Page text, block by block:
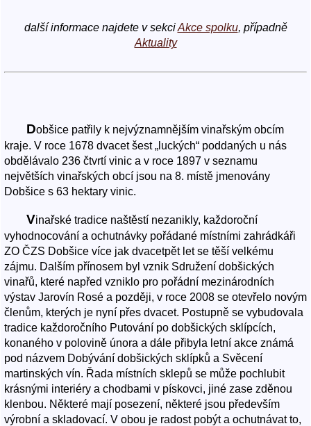
další informace najdete v sekciAkce spolku, případně
Aktuality
Dobšice patřily k nejvýznamnějším vinařským obcím
kraje. V roce 1678 dvacet šest „luckých“ poddaných u nás
obdělávalo 236 čtvrtí vinic a v roce 1897 v seznamu
největších vinařských obcí jsou na 8. místě jmenovány
Dobšice s 63 hektary vinic.
Vinařské tradice naštěstí nezanikly, každoroční
vyhodnocování a ochutnávky pořádané místními zahrádkáři
ZO ČZS Dobšice více jak dvacetpět let se těší velkému
zájmu. Dalším přínosem byl vznik Sdružení dobšických
vinařů, které napřed vzniklo pro pořádní mezinárodních
výstav Jarovín Rosé a později, v roce 2008 se otevřelo novým
členům, kterých je nyní přes dvacet. Postupně se vybudovala
tradice každoročního Putování po dobšických sklípcích,
konaného v polovině února a dále přibyla letní akce známá
pod názvem Dobývání dobšických sklípků a Svěcení
martinských vín. Řada místních sklepů se může pochlubit
krásnými interiéry a chodbami v pískovci, jiné zase zděnou
klenbou. Některé mají posezení, některé jsou především
výrobní a skladovací. V obou je radost pobýt a ochutnávat to,